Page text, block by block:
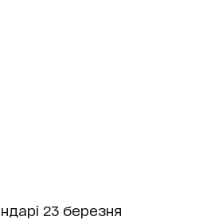
23 березня